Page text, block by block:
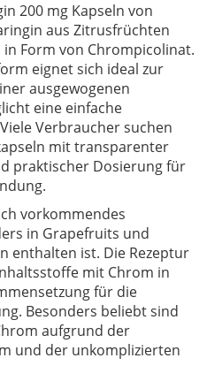
200 mg Kapseln von
aus Zitrusfrüchten
Form von Chrompicolinat.
eignet sich ideal zur
ausgewogenen
eine einfache
Verbraucher suchen
mit transparenter
praktischer Dosierung für
vorkommendes
in Grapefruits und
enthalten ist. Die Rezeptur
mit Chrom in
für die
Besonders beliebt sind
aufgrund der
und der unkomplizierten